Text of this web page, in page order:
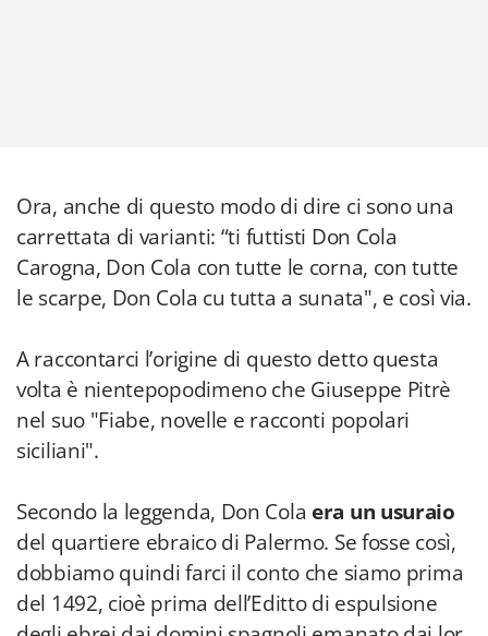
Ora, anche di questo modo di dire ci sono una
carrettata di varianti: “ti futtisti Don Cola
Carogna, Don Cola con tutte le corna, con tutte
le scarpe, Don Cola cu tutta a sunata", e così via.
A raccontarci l’origine di questo detto questa
volta è nientepopodimeno che Giuseppe Pitrè
nel suo "Fiabe, novelle e racconti popolari
siciliani".
Secondo la leggenda, Don Cola era un usuraio
del quartiere ebraico di Palermo. Se fosse così,
dobbiamo quindi farci il conto che siamo prima
del 1492, cioè prima dell’Editto di espulsione